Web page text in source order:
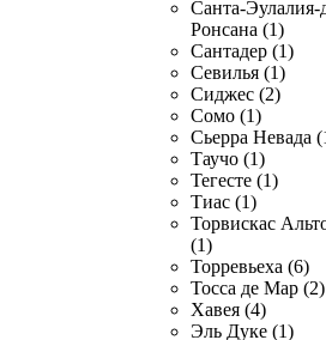
Санта-Эулалия-
Ронсана (1)
Сантадер (1)
Севилья (1)
Сиджес (2)
Сомо (1)
Сьерра Невада
Таучо (1)
Тегесте (1)
Тиас (1)
Торвискас
(1)
Торревьеха (6)
Тосса де Мар (2)
Хавея (4)
Эль Дуке (1)